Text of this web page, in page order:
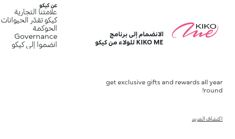
الانضمام إلى برنامج
KIKO ME للولاء من كيكو
get exclusive gifts and rewards all year
round!
اكتشاف المزيد
عن كيكو
علامتنا التجارية
كيكو تقدِّر الحيوانات
الحوكمة
Governance
انضموا إلى كيكو